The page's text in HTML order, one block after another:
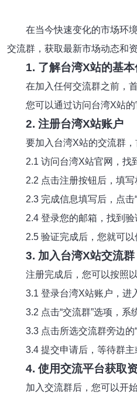
在当今快速变化的市场环
交流群，获取最新市场动态和
1. 了解台湾X站的基本
在加入任何交流群之前，
您可以通过访问台湾X站
2. 注册台湾X站账户
要加入台湾X站的交流群
2.1 访问台湾X站官网，找
2.2 点击注册按钮后，填
2.3 完成信息填写后，点击
2.4 登录您的邮箱，找到
2.5 验证完成后，您就可
3. 加入台湾X站交流群
注册完成后，您可以按照
3.1 登录台湾X站账户，进
3.2 点击“交流群”选项，
3.3 点击所选交流群旁边
3.4 提交申请后，等待群
4. 使用交流平台获取
加入交流群后，您可以开